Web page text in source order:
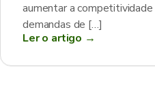
aumentar a
demandas de […]
Ler o artigo →